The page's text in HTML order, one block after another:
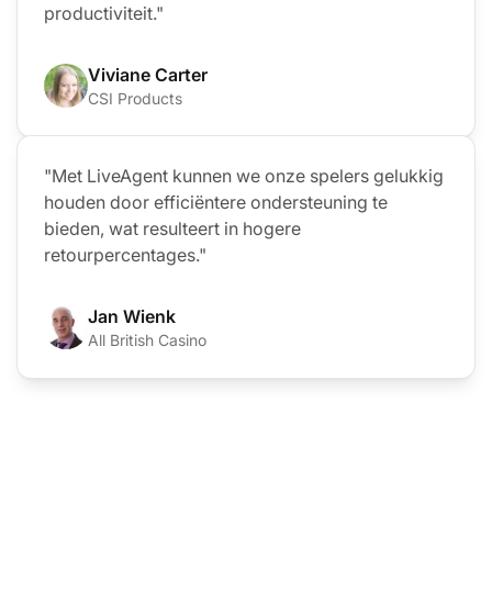
productiviteit."
Viviane Carter
CSI Products
"Met LiveAgent kunnen we onze spelers gelukkig
houden door efficiëntere ondersteuning te
bieden, wat resulteert in hogere
retourpercentages."
Jan Wienk
All British Casino